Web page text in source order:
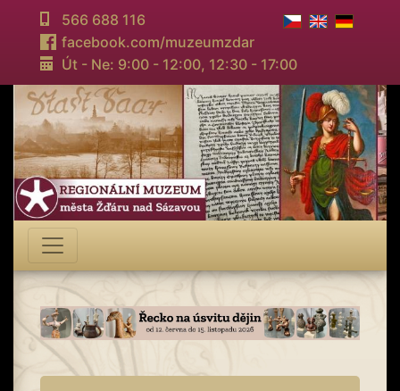
566 688 116
facebook.com/muzeumzdar
Út - Ne: 9:00 - 12:00, 12:30 - 17:00